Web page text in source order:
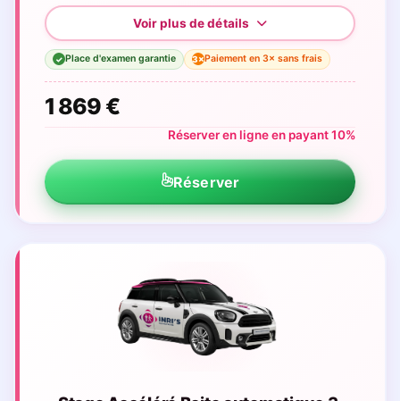
✓ Place d'examen garantie 3×Paiement en 3× sans frais
1 869 €
Réserver en ligne en payant 10%
Réserver